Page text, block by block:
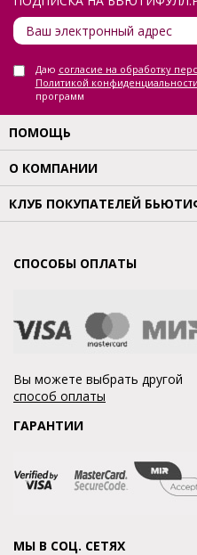
Даю согласие на обработку
Политикой конфиденциальности
программ
ПОМОЩЬ
О КОМПАНИИ
КЛУБ ПОКУПАТЕЛЕЙ
СПОСОБЫ ОПЛАТЫ
Вы можете выбрать другой
способ оплаты
ГАРАНТИИ
МЫ В СОЦ. СЕТЯХ